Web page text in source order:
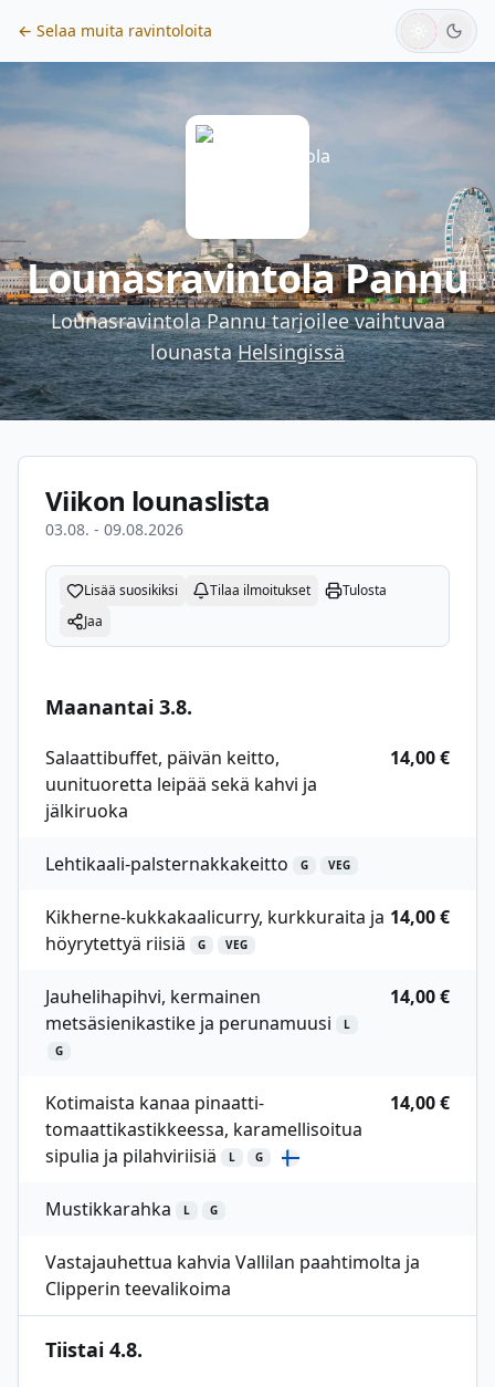
← Selaa muita ravintoloita
Lounasravintola Pannu
Lounasravintola Pannutarjoilee vaihtuvaa
lounasta Helsingissä
Viikon lounaslista
03.08. - 09.08.2026
Lisää suosikiksi Tilaa ilmoitukset
Tulosta
Jaa
Maanantai 3.8.
Salaattibuffet, päivän keitto,
uunituoretta leipää sekä kahvi ja
jälkiruoka
14,00 €
Lehtikaali-palsternakkakeitto G VEG
Kikherne-kukkakaalicurry, kurkkuraita ja
höyrytettyä riisiä
G VEG
14,00 €
Jauhelihapihvi, kermainen
metsäsienikastike ja perunamuusi
L
G
14,00 €
Kotimaista kanaa pinaatti-
tomaattikastikkeessa, karamellisoitua
sipulia ja pilahviriisiä
L G
14,00 €
Mustikkarahka L G
Vastajauhettua kahvia Vallilan paahtimolta ja
Clipperin teevalikoima
Tiistai 4.8.